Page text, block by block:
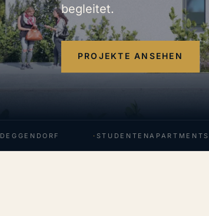
begleitet.
PROJEKTE ANSEHEN
STUDENTENAPARTMENTS